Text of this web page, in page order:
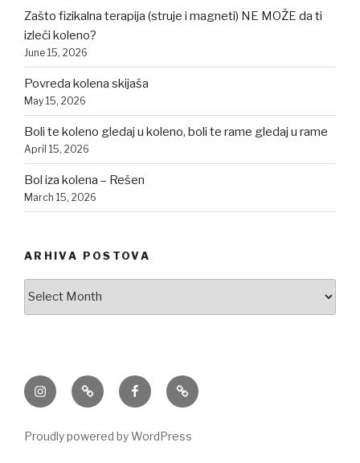
Zašto fizikalna terapija (struje i magneti) NE MOŽE da ti
izleči koleno?
June 15, 2026
Povreda kolena skijaša
May 15, 2026
Boli te koleno gledaj u koleno, boli te rame gledaj u rame
April 15, 2026
Bol iza kolena – Rešen
March 15, 2026
ARHIVA POSTOVA
InstagramTikTok FacebookEmail
Proudly powered by WordPress